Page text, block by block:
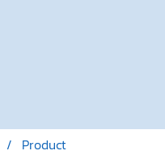
Product